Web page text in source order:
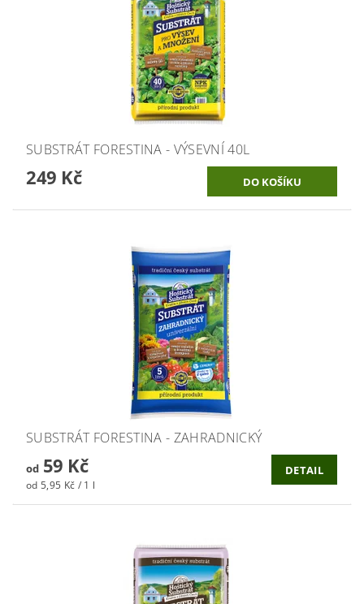
SUBSTRÁT FORESTINA - VÝSEVNÍ 40L
249 Kč
SUBSTRÁT FORESTINA - ZAHRADNICKÝ
od59 Kč
od 5,95 Kč / 1 l
DETAIL